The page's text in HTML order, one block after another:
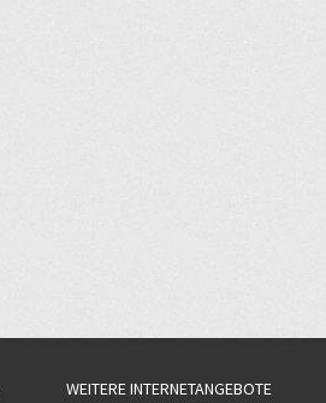
WEITERE INTERNETANGEBOTE